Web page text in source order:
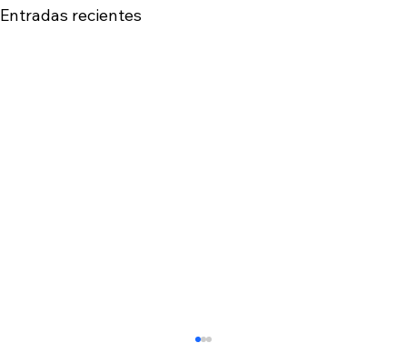
Entradas recientes